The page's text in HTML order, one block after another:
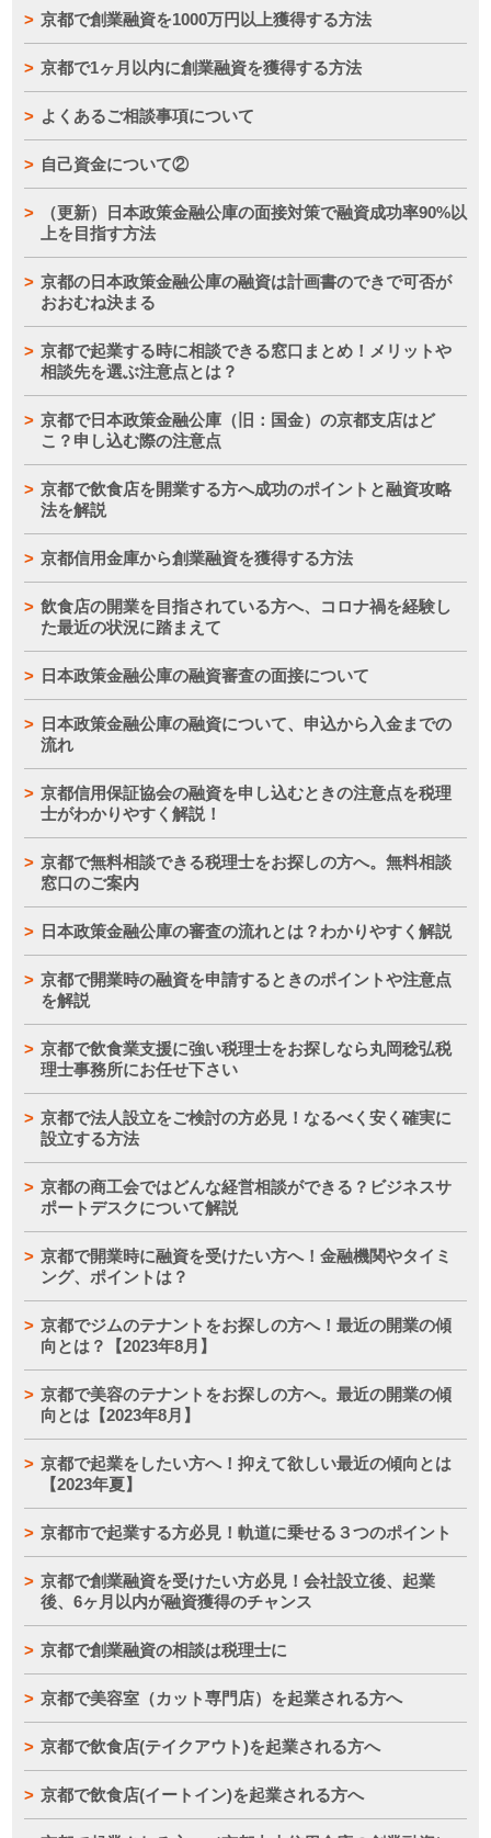
京都で創業融資を1000万円以上獲得する方法
京都で1ヶ月以内に創業融資を獲得する方法
よくあるご相談事項について
自己資金について②
（更新）日本政策金融公庫の面接対策で融資成功率90%以
上を目指す方法
京都の日本政策金融公庫の融資は計画書のできで可否が
おおむね決まる
京都で起業する時に相談できる窓口まとめ！メリットや
相談先を選ぶ注意点とは？
京都で日本政策金融公庫（旧：国金）の京都支店はど
こ？申し込む際の注意点
京都で飲食店を開業する方へ成功のポイントと融資攻略
法を解説
京都信用金庫から創業融資を獲得する方法
飲食店の開業を目指されている方へ、コロナ禍を経験し
た最近の状況に踏まえて
日本政策金融公庫の融資審査の面接について
日本政策金融公庫の融資について、申込から入金までの
流れ
京都信用保証協会の融資を申し込むときの注意点を税理
士がわかりやすく解説！
京都で無料相談できる税理士をお探しの方へ。無料相談
窓口のご案内
日本政策金融公庫の審査の流れとは？わかりやすく解説
京都で開業時の融資を申請するときのポイントや注意点
を解説
京都で飲食業支援に強い税理士をお探しなら丸岡稔弘税
理士事務所にお任せ下さい
京都で法人設立をご検討の方必見！なるべく安く確実に
設立する方法
京都の商工会ではどんな経営相談ができる？ビジネスサ
ポートデスクについて解説
京都で開業時に融資を受けたい方へ！金融機関やタイミ
ング、ポイントは？
京都でジムのテナントをお探しの方へ！最近の開業の傾
向とは？【2023年8月】
京都で美容のテナントをお探しの方へ。最近の開業の傾
向とは【2023年8月】
京都で起業をしたい方へ！抑えて欲しい最近の傾向とは
【2023年夏】
京都市で起業する方必見！軌道に乗せる３つのポイント
京都で創業融資を受けたい方必見！会社設立後、起業
後、6ヶ月以内が融資獲得のチャンス
京都で創業融資の相談は税理士に
京都で美容室（カット専門店）を起業される方へ
京都で飲食店(テイクアウト)を起業される方へ
京都で飲食店(イートイン)を起業される方へ